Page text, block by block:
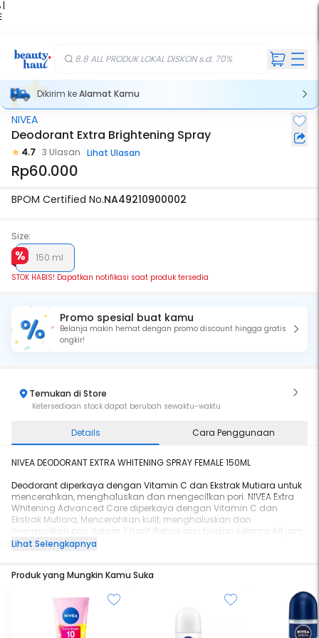
|
8.8 ALL PRODUK LOKAL DISKON s.d. 70%
Dikirim keAlamat Kamu
Stok Habis
NIVEA
Deodorant Extra Brightening Spray
4.7 3 Ulasan Lihat Ulasan
Rp60.000
BPOM Certified No.NA49210900002
Size:
150 ml
STOK HABIS! Dapatkan notifikasi saat produk tersedia
Promo spesial buat kamu
Belanja makin hemat dengan promo discount hingga gratis
ongkir!
Temukan di Store
Ketersediaan stock dapat berubah sewaktu-waktu
Details Cara Penggunaan
NIVEA DEODORANT EXTRA WHITENING SPRAY FEMALE 150ML
Deodorant diperkaya dengan Vitamin C dan Ekstrak Mutiara untuk
mencerahkan, menghaluskan dan mengecilkan pori. NIVEA Extra
Whitening Advanced Care diperkaya dengan Vitamin C dan
Ekstrak Mutiara, Mencerahkan kulit, menghaluskan dan
mengecilkan pori dalam 7 hari* Bebas bau badan selama 48 jam,
Telah diuji secara dermatologi cocok untuk kulit, Tidak
- Diperkaya vitamin C dan ekstrak mutiara untuk mencerahkan kulit
- Perlindungan 48 jam dari keringat dan bau badan
- Mencerahkan, menghaluskan, dan mengecilkan pori dalam 7
Lihat Selengkapnya
Produk yang Mungkin Kamu Suka